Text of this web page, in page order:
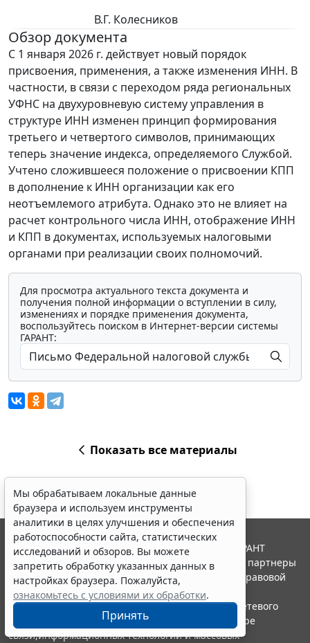
В.Г. Колесников
Обзор документа
С 1 января 2026 г. действует новый порядок
присвоения, применения, а также изменения ИНН. В
частности, в связи с переходом ряда региональных
УФНС на двухуровневую систему управления в
структуре ИНН изменен принцип формирования
третьего и четвертого символов, принимающих
теперь значение индекса, определяемого Службой.
Учтено сложившееся положение о присвоении КПП
в дополнение к ИНН организации как его
неотъемлемого атрибута. Однако это не влияет на
расчет контрольного числа ИНН, отображение ИНН
и КПП в документах, используемых налоговыми
органами при реализации своих полномочий.
Для просмотра актуального текста документа и
получения полной информации о вступлении в силу,
изменениях и порядке применения документа,
воспользуйтесь поиском в Интернет-версии системы
ГАРАНТ:
Показать все материалы
Мы обрабатываем локальные данные
браузера и используем инструменты
аналитики в целях улучшения и обеспечения
работоспособности сайта, статистических
исследований и обзоров. Вы можете
запретить обработку указанных данных в
настройках браузера. Пожалуйста,
ознакомьтесь с условиями их обработки.
Принять
© ООО "НПП "ГАРАНТ-СЕРВИС", 2026. Система ГАРАНТ
выпускается с 1990 года. Компания "Гарант" и ее партнеры
являются участниками Российской ассоциации правовой
информации ГАРАНТ.
Портал ГАРАНТ.РУ зарегистрирован в качестве сетевого
издания Федеральной службой по надзору в сфере
связи,информационных технологий и массовых